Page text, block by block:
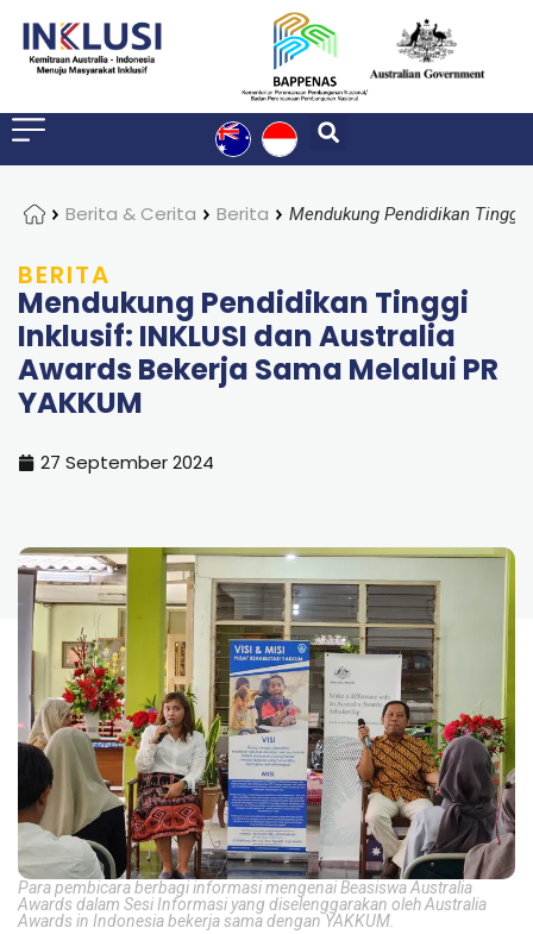
HomeBerita & Cerita Berita
BERITA
Mendukung Pendidikan Tinggi
Inklusif: INKLUSI dan Australia
Awards Bekerja Sama Melalui PR
YAKKUM
27 September 2024
Para pembicara berbagi informasi mengenai Beasiswa Australia
Awards dalam Sesi Informasi yang diselenggarakan oleh Australia
Awards in Indonesia bekerja sama dengan YAKKUM.